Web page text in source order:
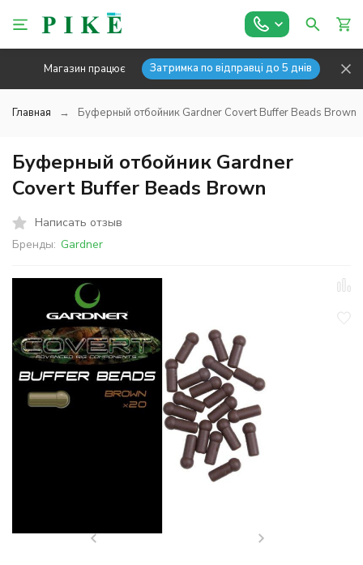
Магазин працює Затримка по відправці до 5 днів
Главная Буферный отбойник Gardner Covert Buffer Beads Brown
Буферный отбойник Gardner
Covert Buffer Beads Brown
Написать отзыв
Бренды: Gardner